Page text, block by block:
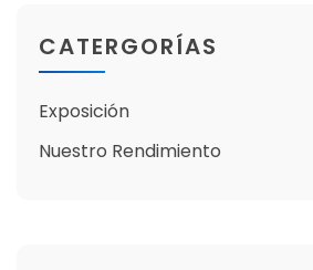
CATERGORÍAS
Exposición
Nuestro Rendimiento